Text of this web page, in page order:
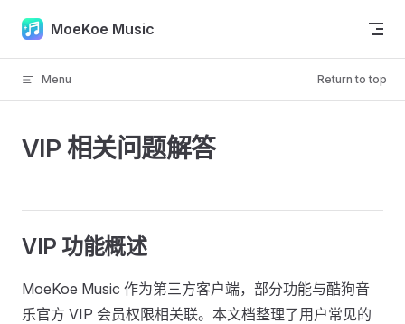
Skip to content
MoeKoe Music
Menu Return to top
VIP 相关问题解答
VIP 功能概述
MoeKoe Music 作为第三方客户端，部分功能与酷狗音
乐官方 VIP 会员权限相关联。本文档整理了用户常见的